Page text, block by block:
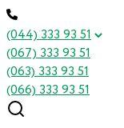
(044) 333 93 51
(067) 333 93 51
(063) 333 93 51
(066) 333 93 51